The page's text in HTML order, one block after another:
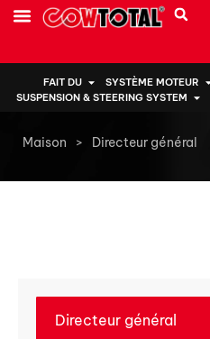
FAIT DU SYSTÈME MOTEUR
SUSPENSION & STEERING SYSTEM
Maison > Directeur général